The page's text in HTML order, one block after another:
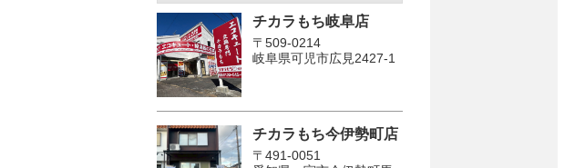
チカラもち岐阜店
〒509-0214
岐阜県可児市広見2427-1
チカラもち今伊勢町店
〒491-0051